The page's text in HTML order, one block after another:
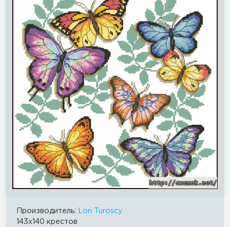
Производитель:
Lori Turoscy
143x140 крестов